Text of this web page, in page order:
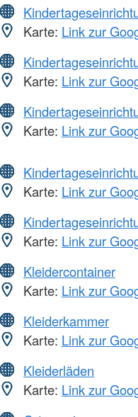
Karte: Link zur
Karte: Link zur
Karte: Link zur
Karte: Link zur
Karte: Link zur
Kleidercontainer
Karte: Link zur
Kleiderkammer
Karte: Link zur
Kleiderläden
Karte: Link zur